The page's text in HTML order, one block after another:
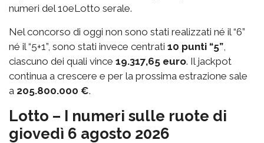
numeri del 10eLotto serale.
Nel concorso di oggi non sono stati realizzati né il “6”
né il “5+1”, sono stati invece centrati 10 punti “5”
ciascuno dei quali vince 19.317,65 euro. Il jackpot
continua a crescere e per la prossima estrazione sale
a 205.800.000 €.
Lotto – I numeri sulle ruote di
giovedì 6 agosto 2026